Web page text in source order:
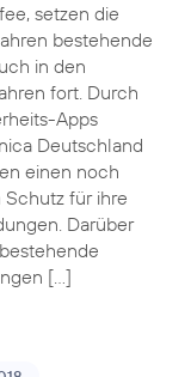
setzen die
bestehende
in den
fort. Durch
Apps
Deutschland
einen noch
Schutz für ihre
Darüber
[…]